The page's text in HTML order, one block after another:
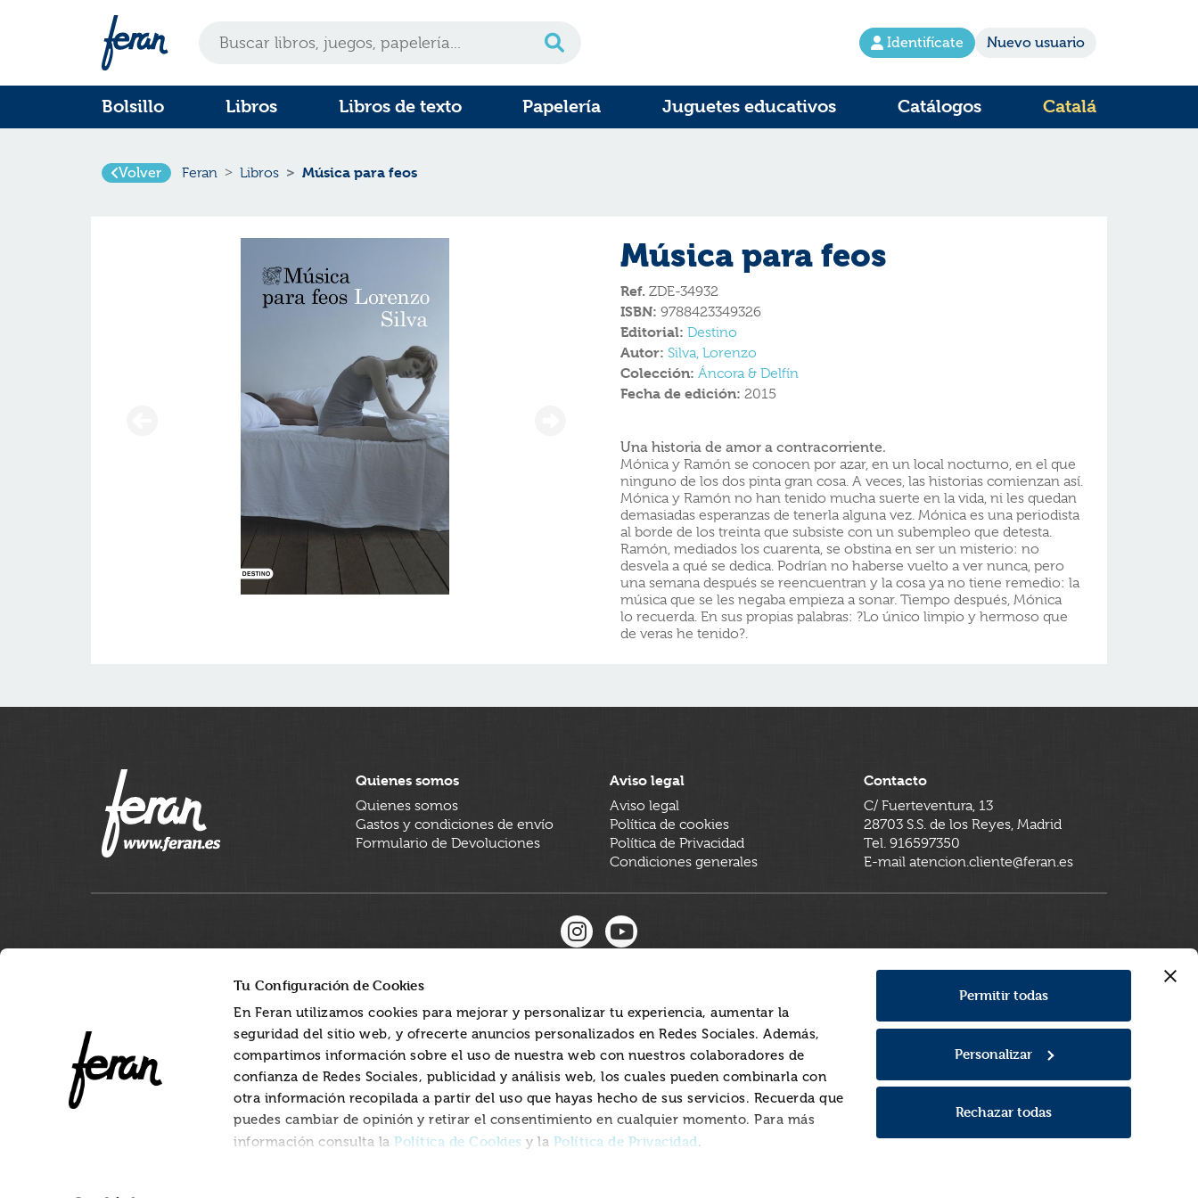
Tu Configuración de Cookies
En Feran utilizamos cookies para mejorar y personalizar tu experiencia, aumentar la
seguridad del sitio web, y ofrecerte anuncios personalizados en Redes Sociales. Además,
compartimos información sobre el uso de nuestra web con nuestros colaboradores de
confianza de Redes Sociales, publicidad y análisis web, los cuales pueden combinarla con
otra información recopilada a partir del uso que hayas hecho de sus servicios. Recuerda que
puedes cambiar de opinión y retirar el consentimiento en cualquier momento. Para más
información consulta laPolítica de Cookies y la Política de Privacidad.
Permitir todas
Personalizar
Rechazar todas
Identifícate Nuevo usuario
Bolsillo Libros Libros de texto Papelería Juguetes educativos Catálogos Catalá
Volver Feran Libros Música para feos
Música para feos
Ref. ZDE-34932
ISBN: 9788423349326
Editorial: Destino
Autor: Silva, Lorenzo
Colección: Áncora & Delfín
Fecha de edición: 2015
Una historia de amor a contracorriente.
Mónica y Ramón se conocen por azar, en un local nocturno, en el que
ninguno de los dos pinta gran cosa. A veces, las historias comienzan así.
Mónica y Ramón no han tenido mucha suerte en la vida, ni les quedan
demasiadas esperanzas de tenerla alguna vez. Mónica es una periodista
al borde de los treinta que subsiste con un subempleo que detesta.
Ramón, mediados los cuarenta, se obstina en ser un misterio: no
desvela a qué se dedica. Podrían no haberse vuelto a ver nunca, pero
una semana después se reencuentran y la cosa ya no tiene remedio: la
música que se les negaba empieza a sonar. Tiempo después, Mónica
lo recuerda. En sus propias palabras: ?Lo único limpio y hermoso que
de veras he tenido?.
Quienes somos
Quienes somos
Gastos y condiciones de envío
Formulario de Devoluciones
Aviso legal
Aviso legal
Política de cookies
Política de Privacidad
Condiciones generales
Contacto
C/ Fuerteventura, 13
28703 S.S. de los Reyes, Madrid
Tel. 916597350
E-mail atencion.cliente@feran.es